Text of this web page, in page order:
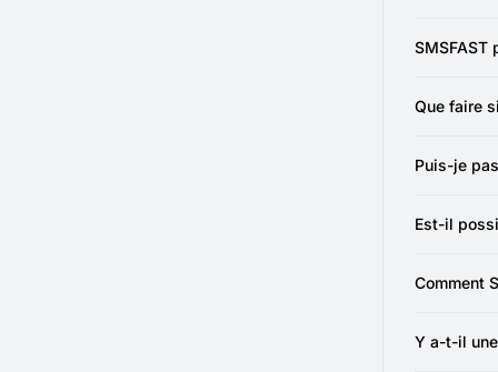
des
Que faire
SMS.
Puis-je
pour les
Est-il
Comment
ou de
Y a-t-il